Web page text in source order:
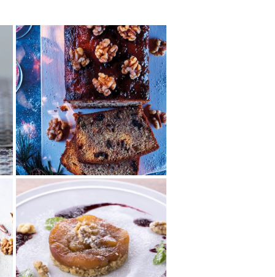
くるみのクリスマスパ
ウンドケーキ
ブランデ―の香りが漂う生地
に、くるみとドライフルーツが